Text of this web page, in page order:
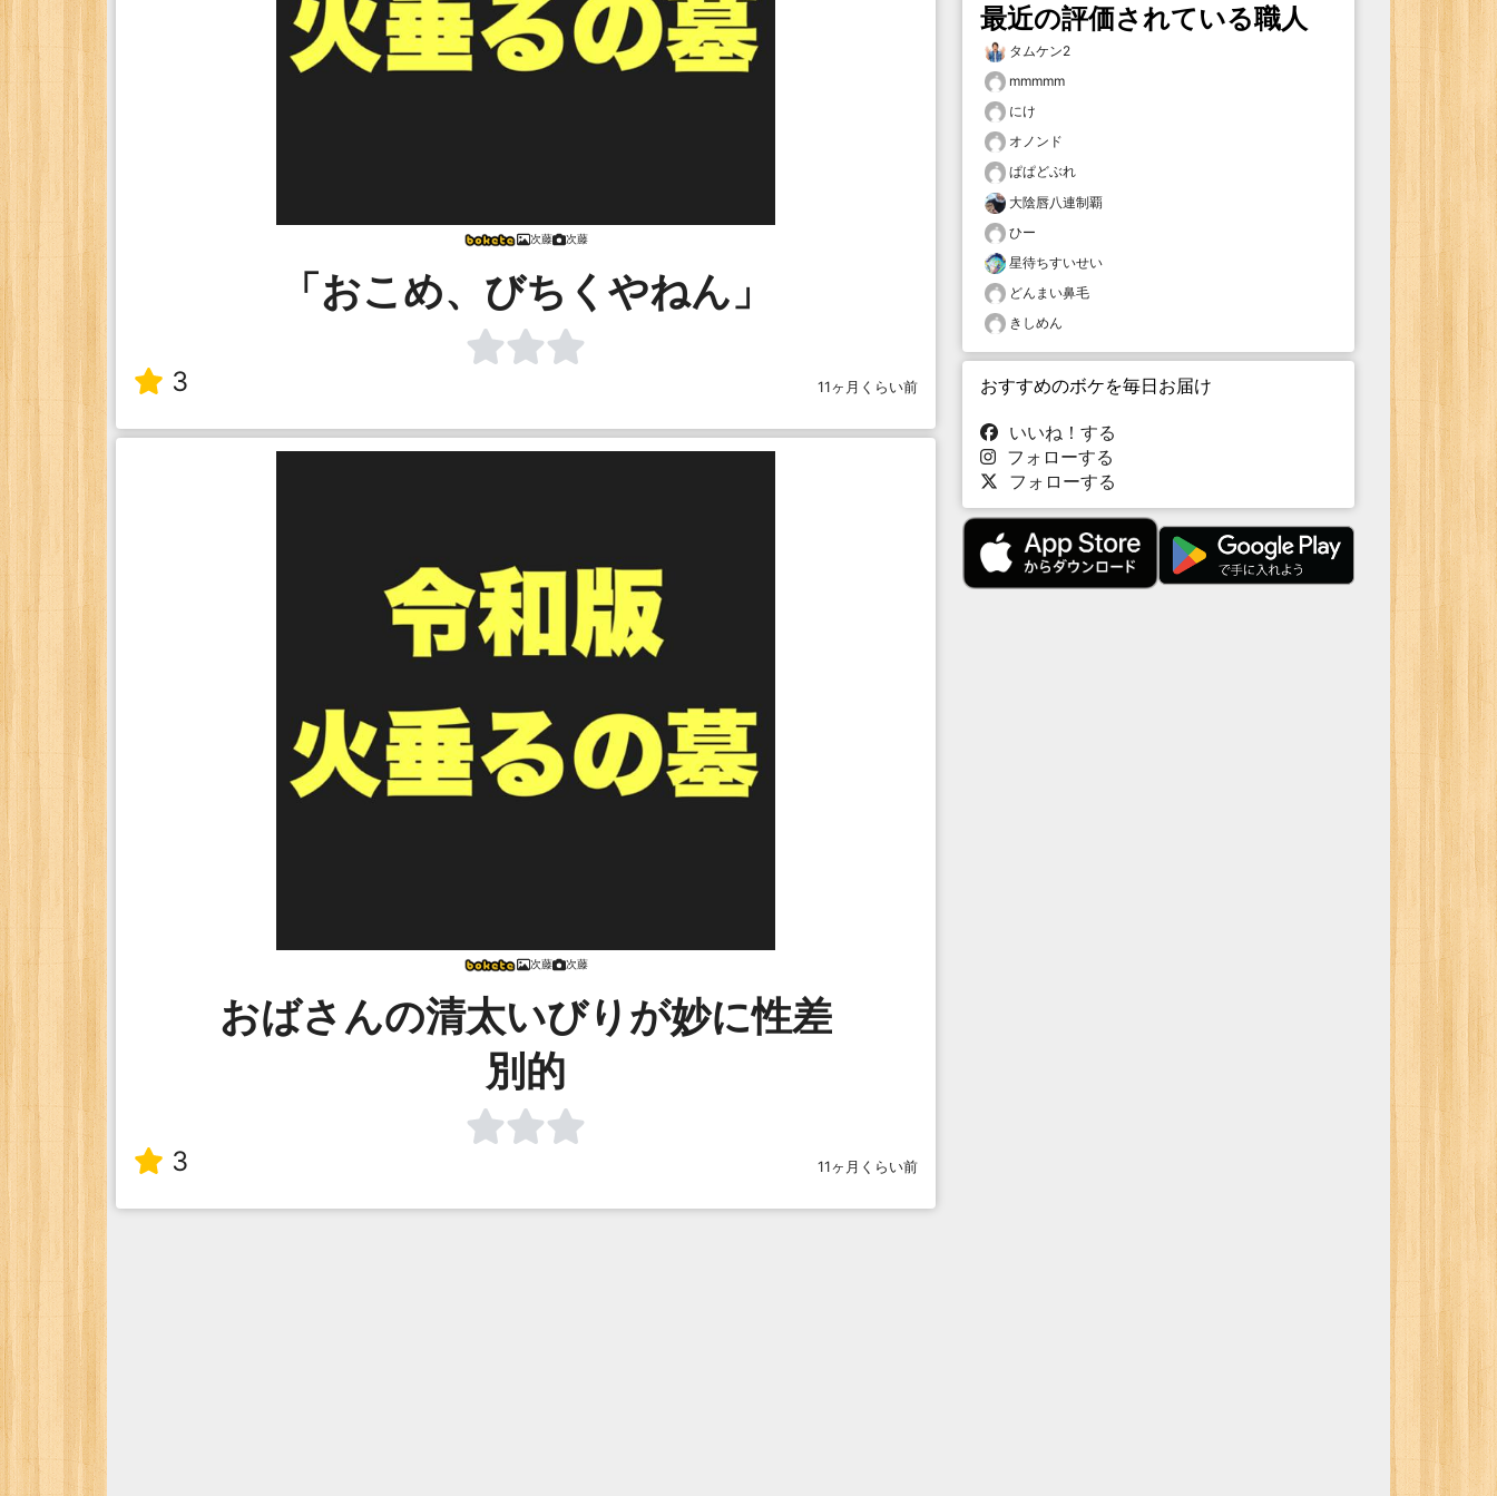
次藤 次藤
「おこめ、びちくやねん」
3 11ヶ月くらい前
次藤 次藤
おばさんの清太いびりが妙に性差
別的
3 11ヶ月くらい前
最近の評価されている職人
タムケン2
mmmmm
にけ
オノンド
ぱぱどぶれ
大陰唇八連制覇
ひー
星待ちすいせい
どんまい鼻毛
きしめん
おすすめのボケを毎日お届け
いいね！する
フォローする
フォローする